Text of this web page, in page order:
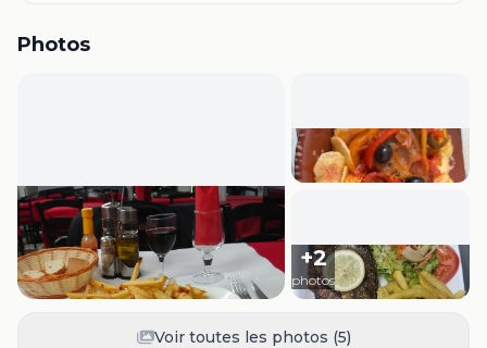
Photos
+2
photos
Voir toutes les photos (5)